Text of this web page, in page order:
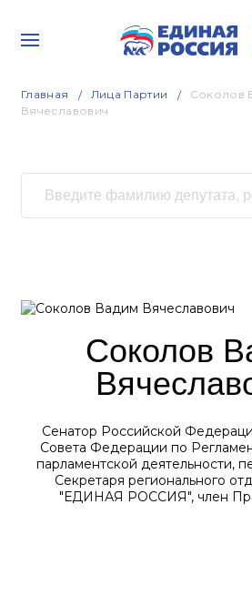
Главная Лица Партии
Соколов
Вячеславович
Соколов
Сенатор Российской
Совета Федерации по
парламентской деятельности,
Секретаря регионального
"ЕДИНАЯ РОССИЯ", член